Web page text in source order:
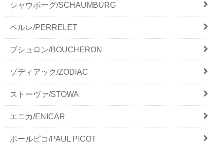
シャウボーグ/SCHAUMBURG
ペルレ/PERRELET
ブシュロン/BOUCHERON
ゾディアック/ZODIAC
ストーヴァ/STOWA
エニカ/ENICAR
ポールピコ/PAUL PICOT